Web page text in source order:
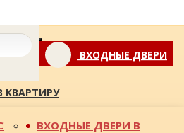
Toggle
navigationВХОДНЫЕ ДВЕРИ
КВАРТИРУ
ВХОДНЫЕ ДВЕРИ В